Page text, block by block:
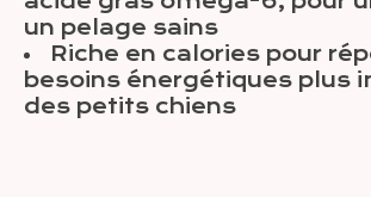
un pelage sains
Riche en calories pour
besoins énergétiques plus
des petits chiens